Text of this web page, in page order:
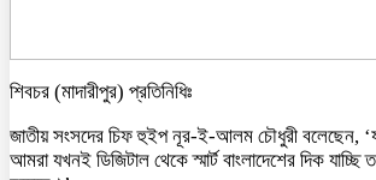
শিবচর (মাদারীপুর) প্রতিনিধিঃ
জাতীয় সংসদের চিফ হুইপ নূর-ই-আলম চৌধুরী বলেছেন,
আমরা যখনই ডিজিটাল থেকে স্মার্ট বাংলাদেশের দিক